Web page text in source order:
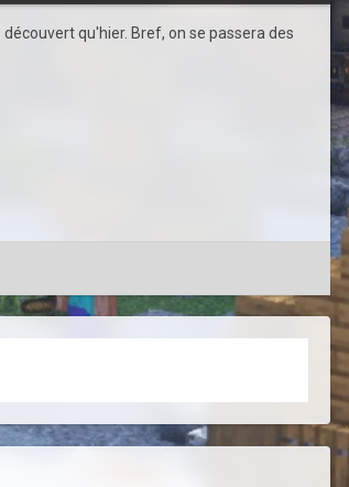
qu'hier. Bref, on se passera des